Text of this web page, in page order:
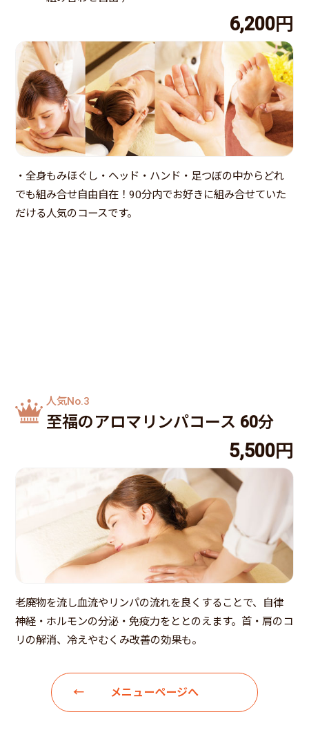
6,200円
・全身もみほぐし・ヘッド・ハンド・足つぼの中からどれ
でも組み合せ自由自在！90分内でお好きに組み合せていた
だける人気のコースです。
人気No.3
至福のアロマリンパコース 60分
5,500円
老廃物を流し血流やリンパの流れを良くすることで、自律
神経・ホルモンの分泌・免疫力をととのえます。首・肩のコ
リの解消、冷えやむくみ改善の効果も。
メニューページへ